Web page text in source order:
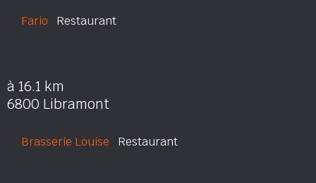
Fario Restaurant
à 16.1 km
6800 Libramont
Brasserie Louise Restaurant